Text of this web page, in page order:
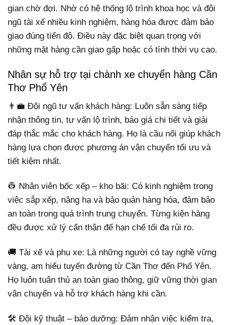
gian chờ đợi. Nhờ có hệ thống lộ trình khoa học và đội
ngũ tài xế nhiều kinh nghiệm, hàng hóa được đảm bảo
giao đúng tiến độ. Điều này đặc biệt quan trọng với
những mặt hàng cần giao gấp hoặc có tính thời vụ cao.
Nhân sự hỗ trợ tại chành xe chuyển hàng Cần
Thơ Phổ Yên
👨‍💼 Đội ngũ tư vấn khách hàng: Luôn sẵn sàng tiếp
nhận thông tin, tư vấn lộ trình, báo giá chi tiết và giải
đáp thắc mắc cho khách hàng. Họ là cầu nối giúp khách
hàng lựa chọn được phương án vận chuyển tối ưu và
tiết kiệm nhất.
👷 Nhân viên bốc xếp – kho bãi: Có kinh nghiệm trong
việc sắp xếp, nâng hạ và bảo quản hàng hóa, đảm bảo
an toàn trong quá trình trung chuyển. Từng kiện hàng
đều được xử lý cẩn thận để hạn chế tối đa rủi ro.
🚚 Tài xế và phụ xe: Là những người có tay nghề vững
vàng, am hiểu tuyến đường từ Cần Thơ đến Phổ Yên.
Họ luôn tuân thủ an toàn giao thông, giữ vững thời gian
vận chuyển và hỗ trợ khách hàng khi cần.
🛠 Đội kỹ thuật – bảo dưỡng: Đảm nhận việc kiểm tra,